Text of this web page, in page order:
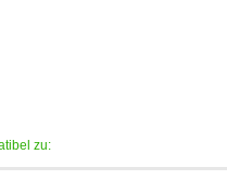
zu: